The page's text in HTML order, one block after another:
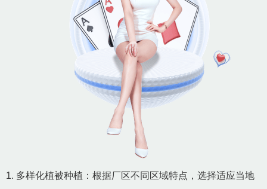
1. 多样化植被种植：根据厂区不同区域特点，选择适应当地